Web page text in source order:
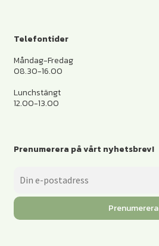
Telefontider
Måndag-Fredag
08.30-16.00
Lunchstängt
12.00-13.00
Prenumerera på vårt nyhetsbrev!
Prenumerera